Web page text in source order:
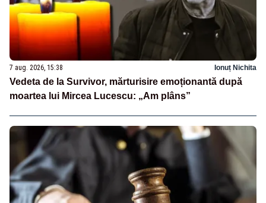
7 aug. 2026, 15:38 Ionuț Nichita
Vedeta de la Survivor, mărturisire emoționantă după
moartea lui Mircea Lucescu: „Am plâns”